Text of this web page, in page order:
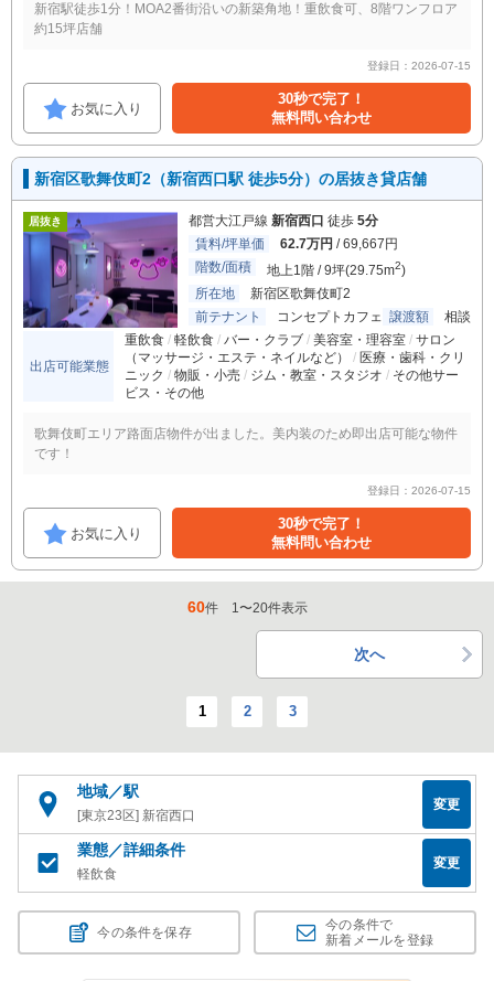
新宿駅徒歩1分！MOA2番街沿いの新築角地！重飲食可、8階ワンフロア
約15坪店舗
登録日：2026-07-15
お気に入り
30秒で完了！
無料問い合わせ
新宿区歌舞伎町2（新宿西口駅 徒歩5分）の居抜き貸店舗
居抜き 都営大江戸線 新宿西口 徒歩 5分
賃料/坪単価
62.7万円 / 69,667円
階数/面積
地上1階 / 9坪(29.75m2)
所在地
新宿区歌舞伎町2
前テナント
コンセプトカフェ 譲渡額 相談
出店可能業態
重飲食 軽飲食 バー・クラブ 美容室・理容室
サロン
（マッサージ・エステ・ネイルなど）
医療・歯科・クリ
ニック
物販・小売 ジム・教室・スタジオ
その他サー
ビス・その他
歌舞伎町エリア路面店物件が出ました。美内装のため即出店可能な物件
です！
登録日：2026-07-15
お気に入り
30秒で完了！
無料問い合わせ
60件 1〜20件表示
次へ
1 2 3
地域／駅
[東京23区] 新宿西口
変更
業態／詳細条件
軽飲食
変更
今の条件を保存
今の条件で
新着メールを登録